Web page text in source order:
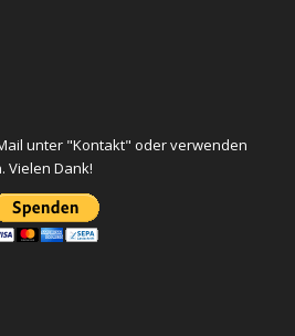
unter "Kontakt" oder verwenden
Vielen Dank!